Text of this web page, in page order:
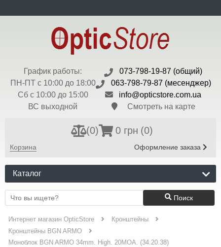
$ - 45 грн
Регистрация
График работы:
ПН-ПТ с 10:00 до 18:00
Сб с 10:00 до 15:00
ВС выходной
073-798-19-87 (общий)
063-798-79-87 (месенджер)
info@opticstore.com.ua
Смотреть на карте
(0) 0 грн (0)
Корзина Оформление заказа
Каталог
Поиск
Интернет магазин OpticStore
Кронштейны
Кронштейны BGN ARMO
Моноблок BGN ARMO 34mm. High. 20MOA. (34.20.38)